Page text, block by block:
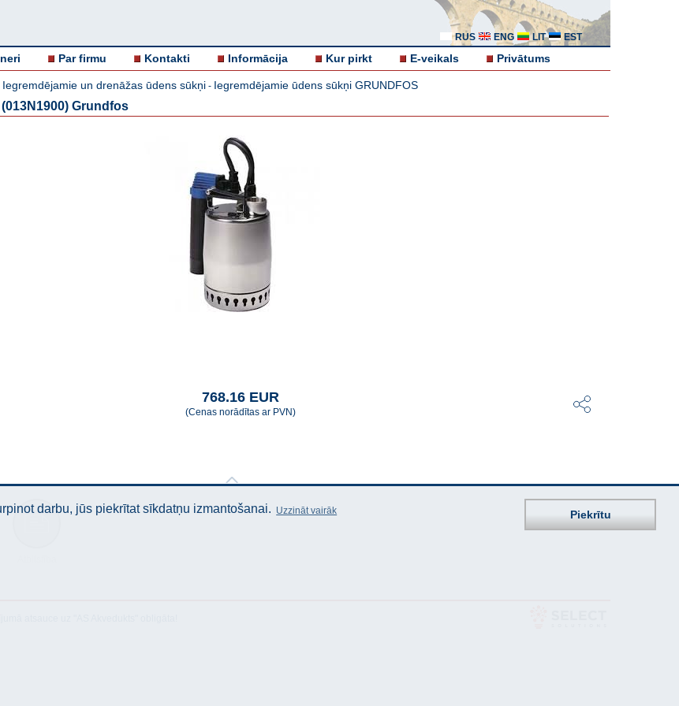
RUS ENG LIT EST
Par firmu Kontakti Informācija Kur pirkt E-veikals Privātums
Iegremdējamie un drenāžas ūdens sūkņi - Iegremdējamie ūdens sūkņi GRUNDFOS
Grundfos
768.16 EUR
(Cenas norādītas ar PVN)
darbu, jūs piekrītat sīkdatņu izmantošanai. Uzzināt vairāk Piekrītu